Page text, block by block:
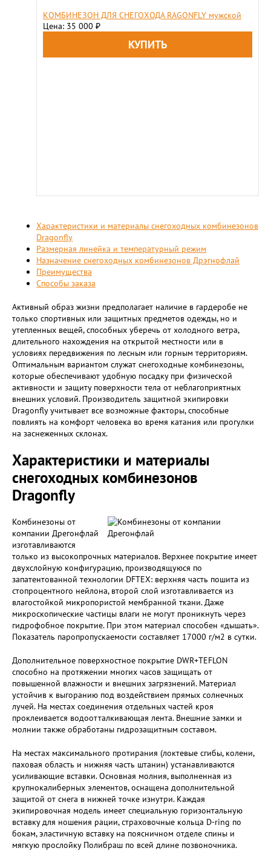
КОМБИНЕЗОН ДЛЯ СНЕГОХОДА RAGONFLY мужской
Цена: 35 000 ₽
Характеристики и материалы снегоходных комбинезонов
Dragonfly
Размерная линейка и температурный режим
Назначение снегоходных комбинезонов Дрэгнофлай
Преимущества
Способы заказа
Активный образ жизни предполагает наличие в гардеробе не
только спортивных или защитных предметов одежды, но и
утепленных вещей, способных уберечь от холодного ветра,
длительного нахождения на открытой местности или в
условиях передвижения по лесным или горным территориям.
Оптимальным вариантом служат снегоходные комбинезоны,
которые обеспечивают удобную посадку при физической
активности и защиту поверхности тела от неблагоприятных
внешних условий. Производитель защитной экипировки
Dragonfly учитывает все возможные факторы, способные
повлиять на комфорт человека во время катания или прогулки
на заснеженных склонах.
Характеристики и материалы
снегоходных комбинезонов
Dragonfly
Комбинезоны от
компании Дрегонфлай
изготавливаются
только из высокопрочных материалов. Верхнее покрытие имеет
двухслойную конфигурацию, производящуюся по
запатентованной технологии DFTEX: верхняя часть пошита из
стопроцентного нейлона, второй слой изготавливается из
влагостойкой микропористой мембранной ткани. Даже
микроскопические частицы влаги не могут проникнуть через
гидрофобное покрытие. При этом материал способен «дышать».
Показатель паропропускаемости составляет 17000 г/м2 в сутки.
Дополнительное поверхностное покрытие DWR+TEFLON
способно на протяжении многих часов защищать от
повышенной влажности и внешних загрязнений. Материал
устойчив к выгоранию под воздействием прямых солнечных
лучей. На местах соединения отдельных частей кроя
проклеивается водоотталкивающая лента. Внешние замки и
молнии также обработаны гидрозащитным составом.
На местах максимального протирания (локтевые сгибы, колени,
паховая область и нижняя часть штанин) устанавливаются
усиливающие вставки. Основная молния, выполненная из
крупнокалиберных элементов, оснащена дополнительной
защитой от снега в нижней точке изнутри. Каждая
экипировочная модель имеет специальную горизонтальную
вставку для ношения рации, страховочные кольца D-ring по
бокам, эластичную вставку на поясничном отделе спины и
мягкую прослойку Полибраш по всей длине позвоночника.